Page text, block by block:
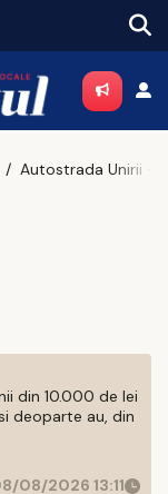
din 10.000 de lei
deoparte au, din
08/2026 13:11